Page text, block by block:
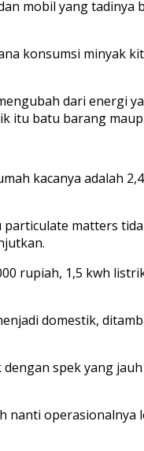
mobil yang tadinya
konsumsi minyak
dari energi
itu batu barang
kacanya adalah
matters
rupiah, 1,5 kwh
domestik,
spek yang
nanti operasionalnya